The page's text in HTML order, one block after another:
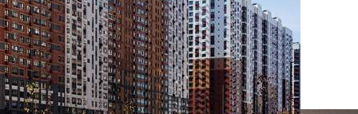
Назначение
Не указано
Размер площади (м2)
4.1
Цена за помещение
457 150 руб.
О помещении